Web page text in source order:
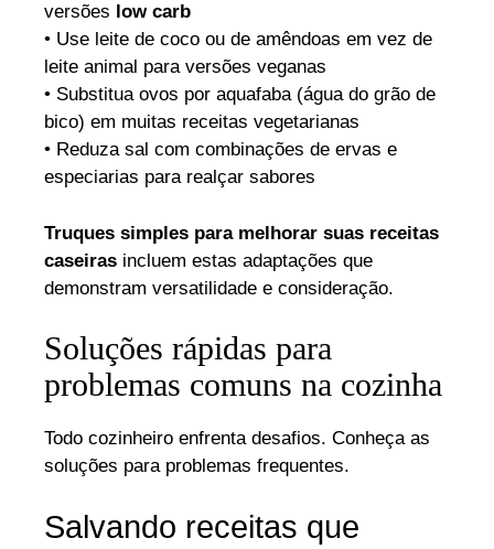
versões low carb
• Use leite de coco ou de amêndoas em vez de
leite animal para versões veganas
• Substitua ovos por aquafaba (água do grão de
bico) em muitas receitas vegetarianas
• Reduza sal com combinações de ervas e
especiarias para realçar sabores
Truques simples para melhorar suas receitas
caseiras incluem estas adaptações que
demonstram versatilidade e consideração.
Soluções rápidas para
problemas comuns na cozinha
Todo cozinheiro enfrenta desafios. Conheça as
soluções para problemas frequentes.
Salvando receitas que